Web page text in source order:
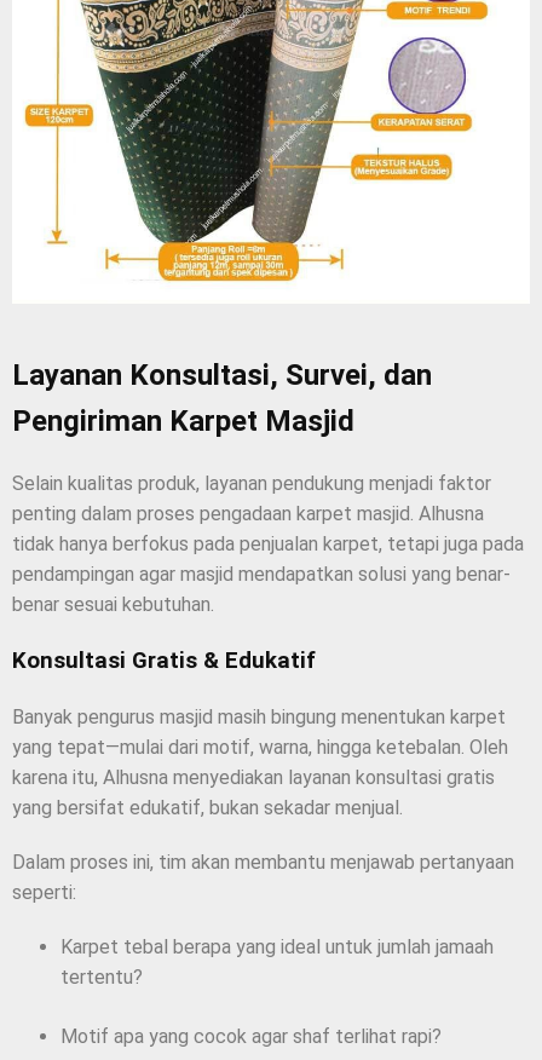
Layanan Konsultasi, Survei, dan
Pengiriman Karpet Masjid
Selain kualitas produk, layanan pendukung menjadi faktor
penting dalam proses pengadaan karpet masjid. Alhusna
tidak hanya berfokus pada penjualan karpet, tetapi juga pada
pendampingan agar masjid mendapatkan solusi yang benar-
benar sesuai kebutuhan.
Konsultasi Gratis & Edukatif
Banyak pengurus masjid masih bingung menentukan karpet
yang tepat—mulai dari motif, warna, hingga ketebalan. Oleh
karena itu, Alhusna menyediakan layanan konsultasi gratis
yang bersifat edukatif, bukan sekadar menjual.
Dalam proses ini, tim akan membantu menjawab pertanyaan
seperti:
Karpet tebal berapa yang ideal untuk jumlah jamaah
tertentu?
Motif apa yang cocok agar shaf terlihat rapi?